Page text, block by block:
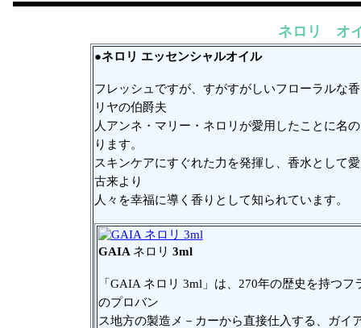
ネロリ オ
●ネロリ エッセンシャルオイル
フレッシュですが、すがすがしいフローラルな
リヤの伯爵夫
人アンネ・マリー・ネロリが愛用したことに名
ります。
スキンケアにすぐれた力を発揮し、香水として
古来より
人々を幸福に導く香りとして知られています。
GAIA ネロリ 3ml
「GAIA ネロリ 3ml」は、270年の歴史を持つフ
のプロバン
ス地方の製造メ－カーから直接仕入する、ガイ